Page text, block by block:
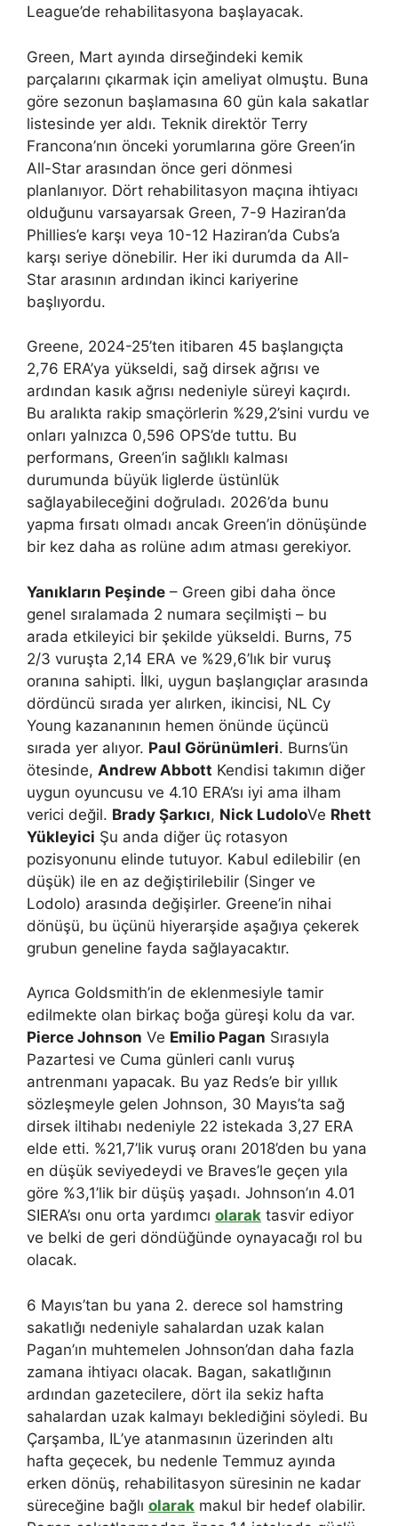
League’de rehabilitasyona başlayacak.
Green, Mart ayında dirseğindeki kemik
parçalarını çıkarmak için ameliyat olmuştu. Buna
göre sezonun başlamasına 60 gün kala sakatlar
listesinde yer aldı. Teknik direktör Terry
Francona’nın önceki yorumlarına göre Green’in
All-Star arasından önce geri dönmesi
planlanıyor. Dört rehabilitasyon maçına ihtiyacı
olduğunu varsayarsak Green, 7-9 Haziran’da
Phillies’e karşı veya 10-12 Haziran’da Cubs’a
karşı seriye dönebilir. Her iki durumda da All-
Star arasının ardından ikinci kariyerine
başlıyordu.
Greene, 2024-25’ten itibaren 45 başlangıçta
2,76 ERA’ya yükseldi, sağ dirsek ağrısı ve
ardından kasık ağrısı nedeniyle süreyi kaçırdı.
Bu aralıkta rakip smaçörlerin %29,2’sini vurdu ve
onları yalnızca 0,596 OPS’de tuttu. Bu
performans, Green’in sağlıklı kalması
durumunda büyük liglerde üstünlük
sağlayabileceğini doğruladı. 2026’da bunu
yapma fırsatı olmadı ancak Green’in dönüşünde
bir kez daha as rolüne adım atması gerekiyor.
Yanıkların Peşinde – Green gibi daha önce
genel sıralamada 2 numara seçilmişti – bu
arada etkileyici bir şekilde yükseldi. Burns, 75
2/3 vuruşta 2,14 ERA ve %29,6’lık bir vuruş
oranına sahipti. İlki, uygun başlangıçlar arasında
dördüncü sırada yer alırken, ikincisi, NL Cy
Young kazananının hemen önünde üçüncü
sırada yer alıyor. Paul Görünümleri. Burns’ün
ötesinde, Andrew Abbott Kendisi takımın diğer
uygun oyuncusu ve 4.10 ERA’sı iyi ama ilham
verici değil. Brady Şarkıcı, Nick LudoloVe Rhett
Yükleyici Şu anda diğer üç rotasyon
pozisyonunu elinde tutuyor. Kabul edilebilir (en
düşük) ile en az değiştirilebilir (Singer ve
Lodolo) arasında değişirler. Greene’in nihai
dönüşü, bu üçünü hiyerarşide aşağıya çekerek
grubun geneline fayda sağlayacaktır.
Ayrıca Goldsmith’in de eklenmesiyle tamir
edilmekte olan birkaç boğa güreşi kolu da var.
Pierce Johnson Ve Emilio Pagan Sırasıyla
Pazartesi ve Cuma günleri canlı vuruş
antrenmanı yapacak. Bu yaz Reds’e bir yıllık
sözleşmeyle gelen Johnson, 30 Mayıs’ta sağ
dirsek iltihabı nedeniyle 22 istekada 3,27 ERA
elde etti. %21,7’lik vuruş oranı 2018’den bu yana
en düşük seviyedeydi ve Braves’le geçen yıla
göre %3,1’lik bir düşüş yaşadı. Johnson’ın 4.01
SIERA’sı onu orta yardımcı olarak tasvir ediyor
ve belki de geri döndüğünde oynayacağı rol bu
olacak.
6 Mayıs’tan bu yana 2. derece sol hamstring
sakatlığı nedeniyle sahalardan uzak kalan
Pagan’ın muhtemelen Johnson’dan daha fazla
zamana ihtiyacı olacak. Bagan, sakatlığının
ardından gazetecilere, dört ila sekiz hafta
sahalardan uzak kalmayı beklediğini söyledi. Bu
Çarşamba, IL’ye atanmasının üzerinden altı
hafta geçecek, bu nedenle Temmuz ayında
erken dönüş, rehabilitasyon süresinin ne kadar
süreceğine bağlı olarak makul bir hedef olabilir.